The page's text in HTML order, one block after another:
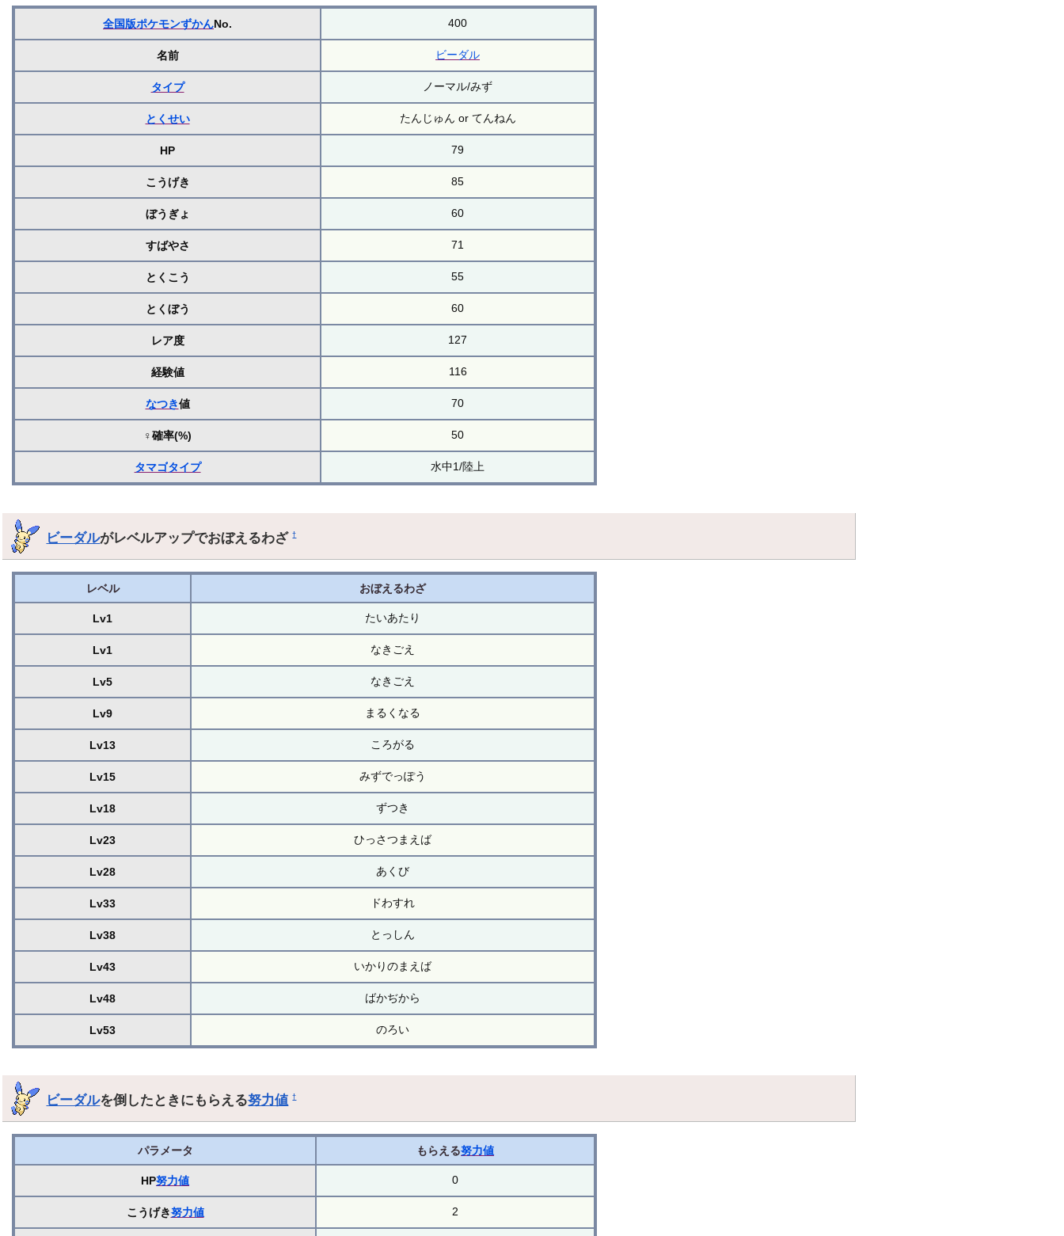
全国版ポケモンずかんNo. 400
名前 ビーダル
タイプ ノーマル/みず
とくせい たんじゅん or てんねん
HP 79
こうげき 85
ぼうぎょ 60
すばやさ 71
とくこう 55
とくぼう 60
レア度 127
経験値 116
なつき値 70
♀確率(%) 50
タマゴタイプ 水中1/陸上
ビーダルがレベルアップでおぼえるわざ†
レベル おぼえるわざ
Lv1 たいあたり
Lv1 なきごえ
Lv5 なきごえ
Lv9 まるくなる
Lv13 ころがる
Lv15 みずでっぽう
Lv18 ずつき
Lv23 ひっさつまえば
Lv28 あくび
Lv33 ドわすれ
Lv38 とっしん
Lv43 いかりのまえば
Lv48 ばかぢから
Lv53 のろい
ビーダルを倒したときにもらえる努力値 †
パラメータ もらえる努力値
HP努力値 0
こうげき努力値 2